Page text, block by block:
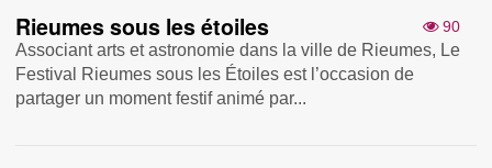
90
Rieumes sous les étoiles
Associant arts et astronomie dans la ville de Rieumes, Le
Festival Rieumes sous les Étoiles est l’occasion de
partager un moment festif animé par...